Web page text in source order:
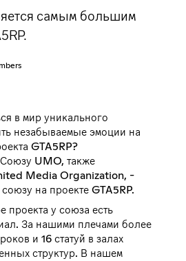
самым большим
в мир уникального
незабываемые эмоции на
GTA5RP?
UMO, также
Media Organization, -
на проекте GTA5RP.
проекта у союза есть
За нашими плечами более
и 16 статуй в залах
структур. В нашем